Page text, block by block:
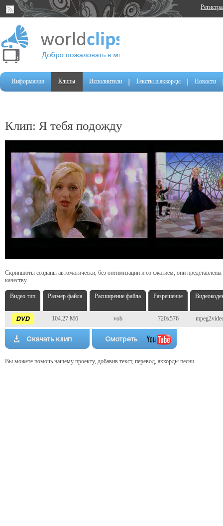
Информация Клипы Исполнители Тексты и аккорды Новости
Клип: Я тебя подожду
Скриншоты созданы автоматически, без оптимизации и со сжатием, они
качеству.
Видео тип Размер файла Расширение файла Разрешение
104.27 Мб vob 720x576
Вы можете помочь нашему проекту, добавив текст, перевод, аккорды песни